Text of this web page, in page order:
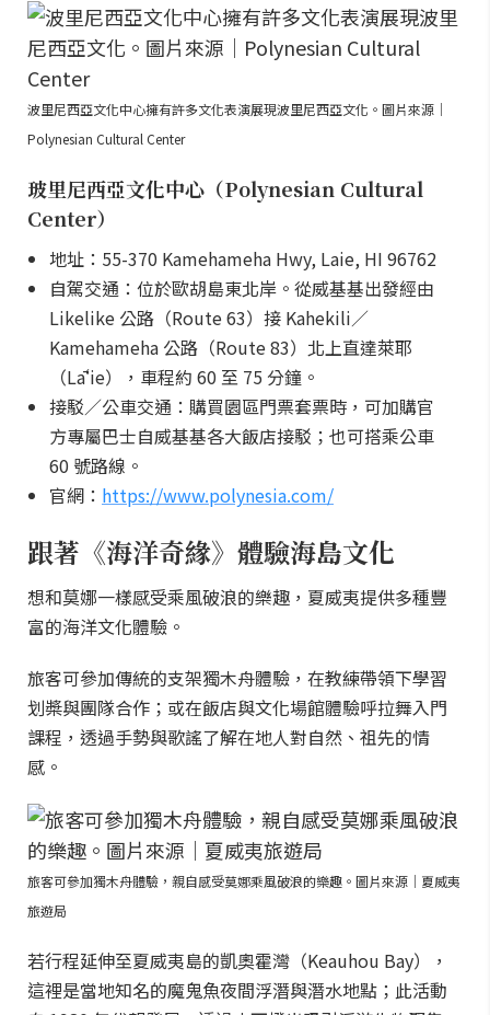
波里尼西亞文化中心擁有許多文化表演展現波里尼西亞文化。圖片來源｜
Polynesian Cultural Center
玻里尼西亞文化中心（Polynesian Cultural
Center）
地址：55-370 Kamehameha Hwy, Laie, HI 96762
自駕交通：位於歐胡島東北岸。從威基基出發經由
Likelike 公路（Route 63）接 Kahekili／
Kamehameha 公路（Route 83）北上直達萊耶
（Lāʻie），車程約 60 至 75 分鐘。
接駁／公車交通：購買園區門票套票時，可加購官
方專屬巴士自威基基各大飯店接駁；也可搭乘公車
60 號路線。
官網： https://www.polynesia.com/
跟著《海洋奇緣》體驗海島文化
想和莫娜一樣感受乘風破浪的樂趣，夏威夷提供多種豐
富的海洋文化體驗。
旅客可參加傳統的支架獨木舟體驗，在教練帶領下學習
划槳與團隊合作；或在飯店與文化場館體驗呼拉舞入門
課程，透過手勢與歌謠了解在地人對自然、祖先的情
感。
旅客可參加獨木舟體驗，親自感受莫娜乘風破浪的樂趣。圖片來源｜夏威夷
旅遊局
若行程延伸至夏威夷島的凱奧霍灣（Keauhou Bay），
這裡是當地知名的魔鬼魚夜間浮潛與潛水地點；此活動